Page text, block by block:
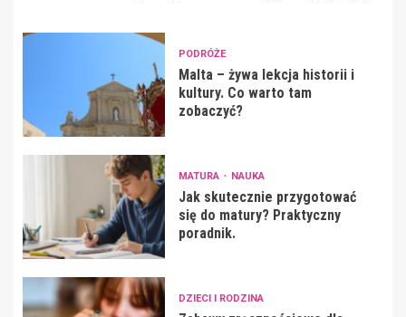
PODRÓŻE
Malta – żywa lekcja historii i
kultury. Co warto tam
zobaczyć?
MATURA NAUKA
Jak skutecznie przygotować
się do matury? Praktyczny
poradnik.
DZIECI I RODZINA